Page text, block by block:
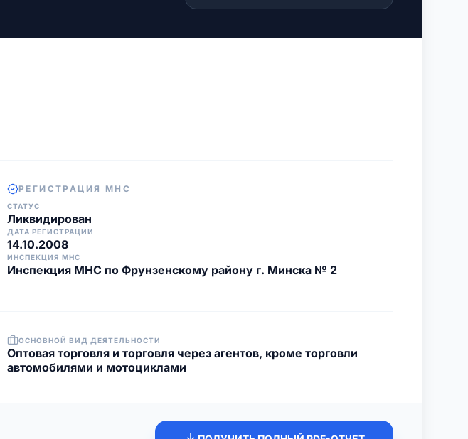
РЕГИСТРАЦИЯ МНС
СТАТУС
Ликвидирован
ДАТА РЕГИСТРАЦИИ
14.10.2008
ИНСПЕКЦИЯ МНС
Инспекция МНС по Фрунзенскому району г. Минска № 2
ОСНОВНОЙ ВИД ДЕЯТЕЛЬНОСТИ
Оптовая торговля и торговля через агентов, кроме торговли
автомобилями и мотоциклами